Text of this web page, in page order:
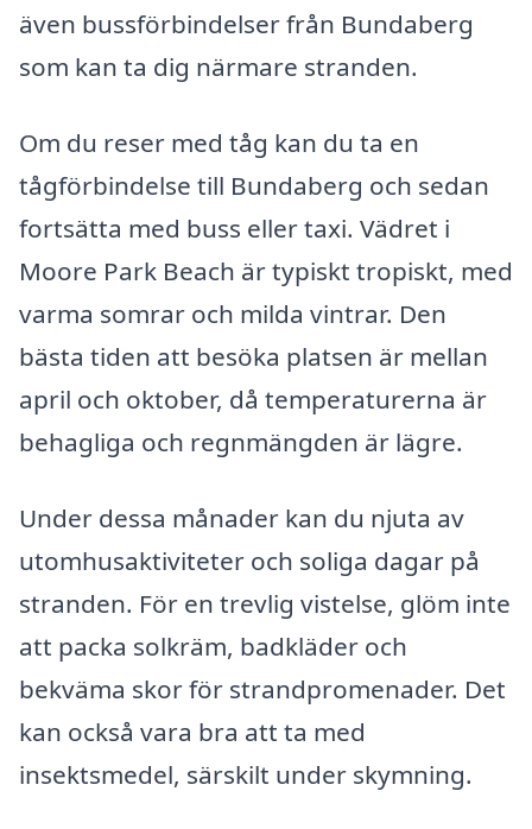
även bussförbindelser från Bundaberg
som kan ta dig närmare stranden.
Om du reser med tåg kan du ta en
tågförbindelse till Bundaberg och sedan
fortsätta med buss eller taxi. Vädret i
Moore Park Beach är typiskt tropiskt, med
varma somrar och milda vintrar. Den
bästa tiden att besöka platsen är mellan
april och oktober, då temperaturerna är
behagliga och regnmängden är lägre.
Under dessa månader kan du njuta av
utomhusaktiviteter och soliga dagar på
stranden. För en trevlig vistelse, glöm inte
att packa solkräm, badkläder och
bekväma skor för strandpromenader. Det
kan också vara bra att ta med
insektsmedel, särskilt under skymning.